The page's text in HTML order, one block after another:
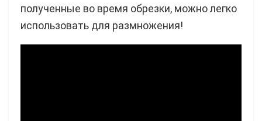
полученные во время обрезки, можно легко
использовать для размножения!